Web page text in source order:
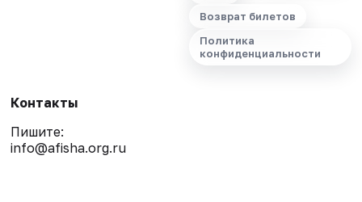
Возврат билетов
Политика
конфиденциальности
Контакты
Пишите:
info@afisha.org.ru